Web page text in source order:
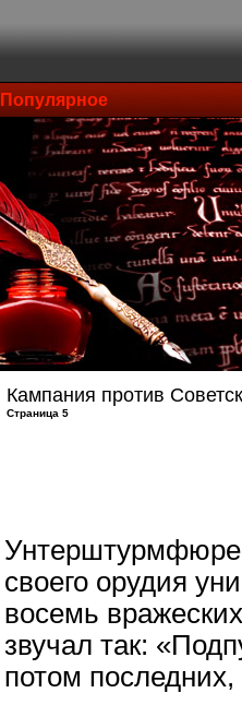
Популярное
Кампания против
Страница 5
своего орудия
восемь
звучал так:
потом